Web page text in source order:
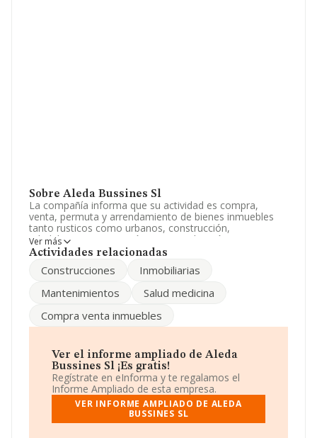
Sobre Aleda Bussines Sl
La compañía informa que su actividad es compra,
venta, permuta y arrendamiento de bienes inmuebles
tanto rusticos como urbanos, construcción,
rehabilitacion, promoción, comercialización y
mantenimiento de inmuebles, etc. La empresa está
es 'Alquiler de bienes inmobiliarios por cuenta propia'
y/o exportación.
La compañíaAleda Bussines S.L
identificación fiscal B92284363, tiene domicilio fiscal en
Benahavís, en Málaga, Andalucía.
En base a la información de la que dispone INFORMA
sobre 132.555 compañías, a nivel nacional la facturación
asciende a 22.737 millones de euros y el promedio de la
facturación de ventas entre todas las compañías
asciende a los 171 mil euros. Respecto a la información
Ver más
Actividades relacionadas
Construcciones
Inmobiliarias
Mantenimientos
Salud medicina
Compra venta inmuebles
Ver el informe ampliado de Aleda
Bussines Sl ¡Es gratis!
Regístrate en eInforma y te regalamos el
Informe Ampliado de esta empresa.
VER INFORME AMPLIADO DE ALEDA
BUSSINES SL